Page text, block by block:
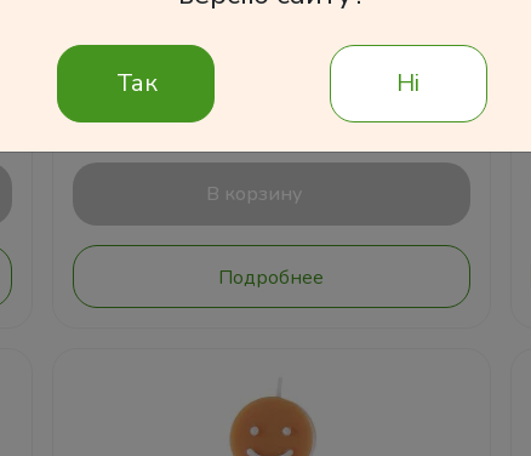
В корзину
Подробнее
Так Ні